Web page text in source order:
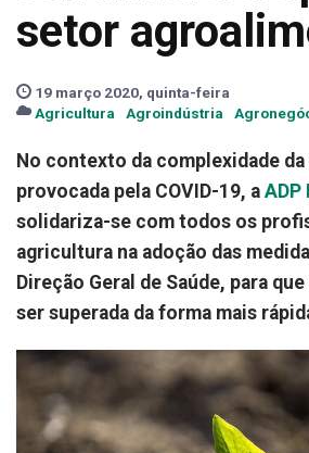
setor
19 março 2020, quinta-feira
Agricultura
Agroindústria
No contexto da complexidade
provocada pela COVID-19, a
solidariza-se com todos os
agricultura na adoção das
Direção Geral de Saúde, para
ser superada da forma mais